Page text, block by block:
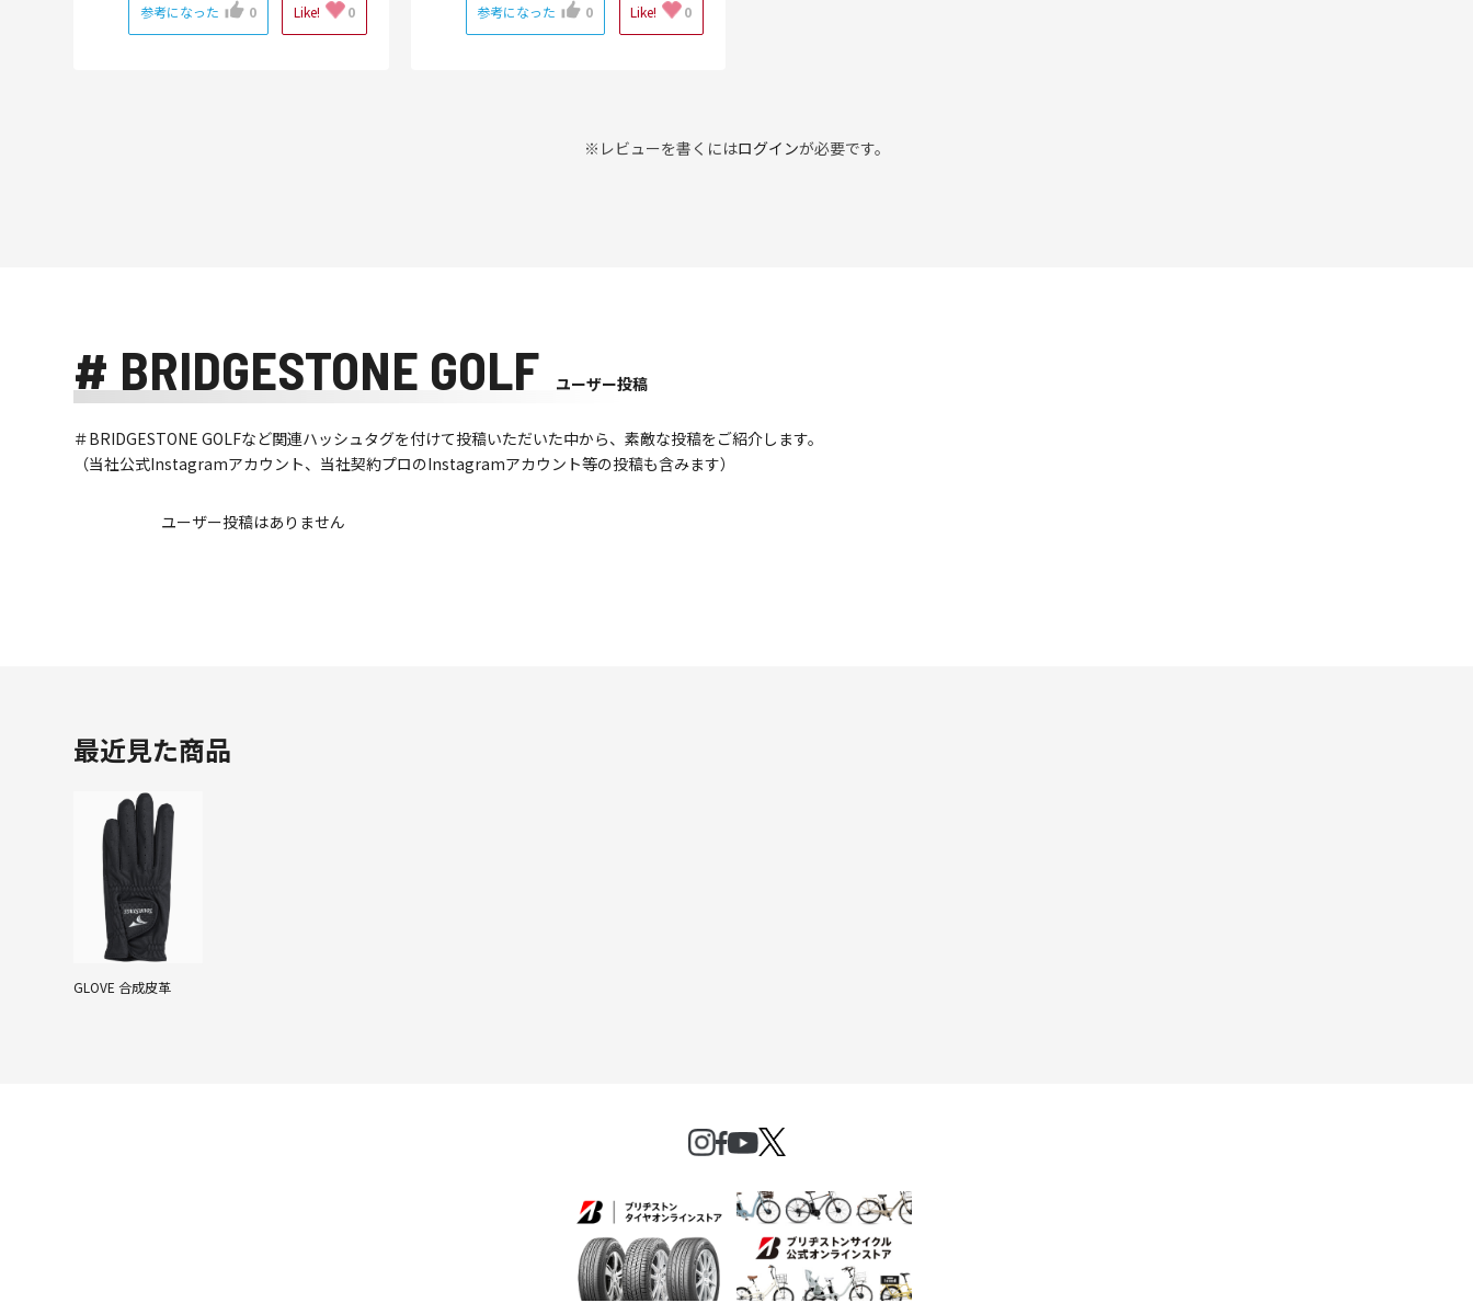
参考になった 0 Like! 0 参考になった 0 Like! 0
※レビューを書くにはログインが必要です。
# BRIDGESTONE GOLF ユーザー投稿
＃BRIDGESTONE GOLFなど関連ハッシュタグを付けて投稿いただいた中から、素敵な投稿をご紹介します。
（当社公式Instagramアカウント、当社契約プロのInstagramアカウント等の投稿も含みます）
ユーザー投稿はありません
最近見た商品
GLOVE 合成皮革